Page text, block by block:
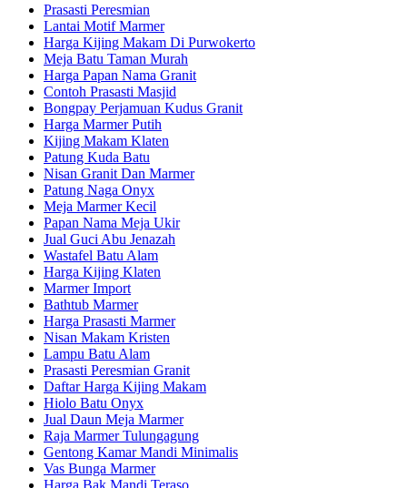
Prasasti Peresmian
Lantai Motif Marmer
Harga Kijing Makam Di Purwokerto
Meja Batu Taman Murah
Harga Papan Nama Granit
Contoh Prasasti Masjid
Bongpay Perjamuan Kudus Granit
Harga Marmer Putih
Kijing Makam Klaten
Patung Kuda Batu
Nisan Granit Dan Marmer
Patung Naga Onyx
Meja Marmer Kecil
Papan Nama Meja Ukir
Jual Guci Abu Jenazah
Wastafel Batu Alam
Harga Kijing Klaten
Marmer Import
Bathtub Marmer
Harga Prasasti Marmer
Nisan Makam Kristen
Lampu Batu Alam
Prasasti Peresmian Granit
Daftar Harga Kijing Makam
Hiolo Batu Onyx
Jual Daun Meja Marmer
Raja Marmer Tulungagung
Gentong Kamar Mandi Minimalis
Vas Bunga Marmer
Harga Bak Mandi Teraso